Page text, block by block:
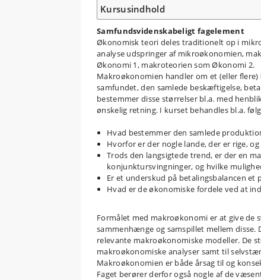
Kursusindhold
Samfundsvidenskabeligt fagelement
Økonomisk teori deles traditionelt op i
analyse udspringer af mikroøkonomien,
Økonomi 1, makroteorien som Økonomi 2.
Makroøkonomien handler om et (eller
samfundet, den samlede beskæftigelse,
bestemmer disse størrelser bl.a. med
ønskelig retning. I kurset behandles bl.a.
Hvad bestemmer den samlede
Hvorfor er der nogle lande, der er rige,
Trods den langsigtede trend, er der en
konjunktursvingninger, og hvilke
Er et underskud på betalingsbalancen et
Hvad er de økonomiske fordele ved at
Formålet med makroøkonomi er at give de
sammenhænge og samspillet mellem
relevante makroøkonomiske modeller. De
makroøkonomiske analyser samt til
Makroøkonomien er både årsag til og
Faget berører derfor også nogle af de